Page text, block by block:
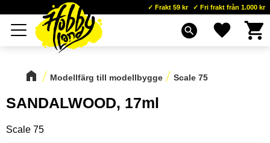
Meny
Frakt 59 kr Fri frakt från 1.000 kr
search Favoriter
Modellfärg till modellbygge Scale 75
SANDALWOOD, 17ml
Scale 75